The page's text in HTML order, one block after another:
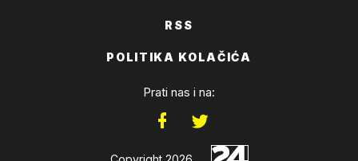
RSS
POLITIKA KOLAČIĆA
Prati nas i na: